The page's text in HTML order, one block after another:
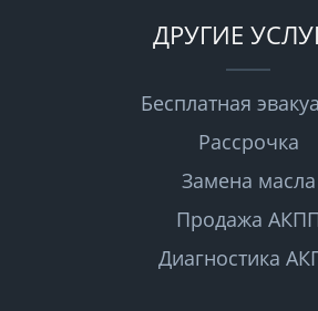
ДРУГИЕ
Бесплатная
Рассрочка
Замена масла
Продажа
Диагностика